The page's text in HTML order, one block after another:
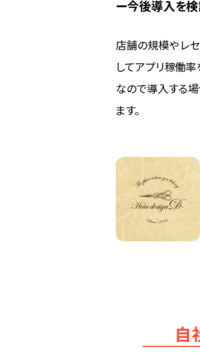
今後導入を検
店舗の規模やレ
してアプリ稼働
なので導入する
ます。
自